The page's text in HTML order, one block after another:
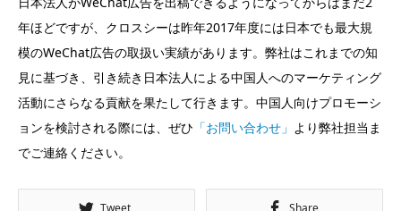
年ほどですが、クロスシーは昨年2017年度には日本でも最大規
模のWeChat広告の取扱い実績があります。弊社はこれまでの知
見に基づき、引き続き日本法人による中国人へのマーケティング
活動にさらなる貢献を果たして行きます。中国人向けプロモーシ
ョンを検討される際には、ぜひ 「お問い合わせ」 より弊社担当ま
でご連絡ください。
Tweet Share